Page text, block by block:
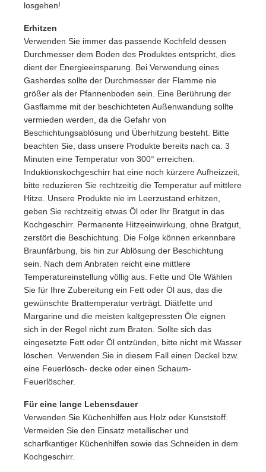
losgehen!
Erhitzen
Verwenden Sie immer das passende Kochfeld dessen
Durchmesser dem Boden des Produktes entspricht, dies
dient der Energieeinsparung. Bei Verwendung eines
Gasherdes sollte der Durchmesser der Flamme nie
größer als der Pfannenboden sein. Eine Berührung der
Gasflamme mit der beschichteten Außenwandung sollte
vermieden werden, da die Gefahr von
Beschichtungsablösung und Überhitzung besteht. Bitte
beachten Sie, dass unsere Produkte bereits nach ca. 3
Minuten eine Temperatur von 300° erreichen.
Induktionskochgeschirr hat eine noch kürzere Aufheizzeit,
bitte reduzieren Sie rechtzeitig die Temperatur auf mittlere
Hitze. Unsere Produkte nie im Leerzustand erhitzen,
geben Sie rechtzeitig etwas Öl oder Ihr Bratgut in das
Kochgeschirr. Permanente Hitzeeinwirkung, ohne Bratgut,
zerstört die Beschichtung. Die Folge können erkennbare
Braunfärbung, bis hin zur Ablösung der Beschichtung
sein. Nach dem Anbraten reicht eine mittlere
Temperatureinstellung völlig aus. Fette und Öle Wählen
Sie für Ihre Zubereitung ein Fett oder Öl aus, das die
gewünschte Brattemperatur verträgt. Diätfette und
Margarine und die meisten kaltgepressten Öle eignen
sich in der Regel nicht zum Braten. Sollte sich das
eingesetzte Fett oder Öl entzünden, bitte nicht mit Wasser
löschen. Verwenden Sie in diesem Fall einen Deckel bzw.
eine Feuerlösch- decke oder einen Schaum-
Feuerlöscher.
Für eine lange Lebensdauer
Verwenden Sie Küchenhilfen aus Holz oder Kunststoff.
Vermeiden Sie den Einsatz metallischer und
scharfkantiger Küchenhilfen sowie das Schneiden in dem
Kochgeschirr.